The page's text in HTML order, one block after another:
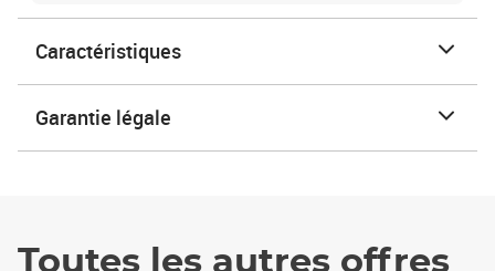
Caractéristiques
Garantie légale
Toutes les autres offres